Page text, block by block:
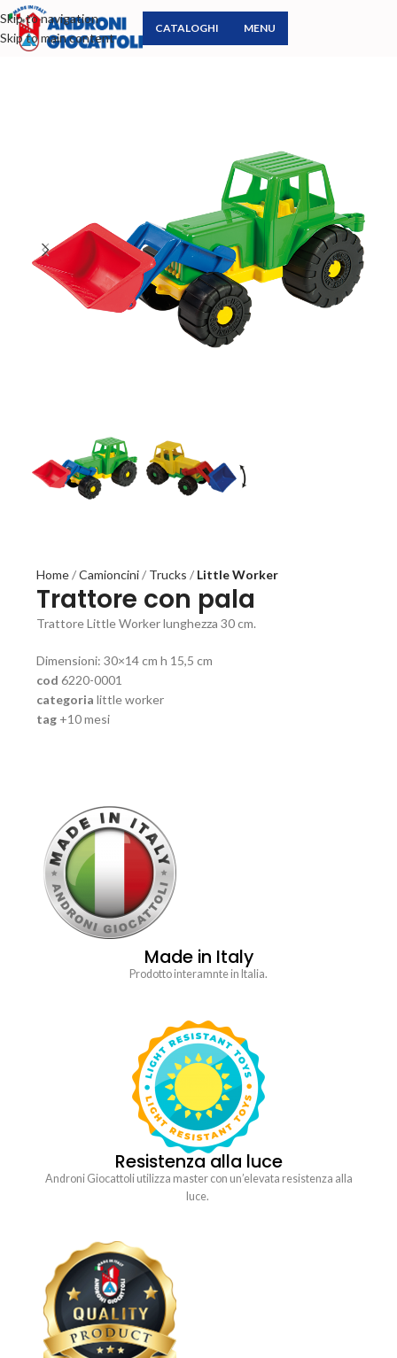
Skip to navigation
Skip to main content
CATALOGHI MENU
Home Camioncini Trucks Little Worker
Trattore con pala
Trattore Little Worker lunghezza 30 cm.
Dimensioni: 30×14 cm h 15,5 cm
cod6220-0001
categoria little worker
tag +10 mesi
Made in Italy
Prodotto interamnte in Italia.
Resistenza alla luce
Androni Giocattoli utilizza master con un’elevata resistenza alla
luce.